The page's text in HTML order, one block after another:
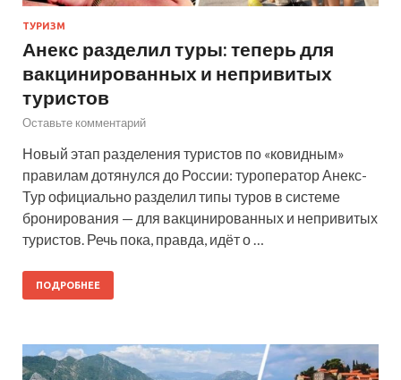
ТУРИЗМ
Анекс разделил туры: теперь для
вакцинированных и непривитых
туристов
Оставьте комментарий
Новый этап разделения туристов по «ковидным»
правилам дотянулся до России: туроператор Анекс-
Тур официально разделил типы туров в системе
бронирования — для вакцинированных и непривитых
туристов. Речь пока, правда, идёт о …
ПОДРОБНЕЕ